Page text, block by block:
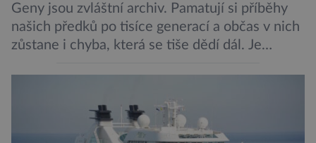
Geny jsou zvláštní archiv. Pamatují si příběhy
našich předků po tisíce generací a občas v nich
zůstane i chyba, která se tiše dědí dál. Je
jednou rozhodnout o zdraví jeho dítěte. Právě
to je případ řady dědičných onemocnění,
například cystické fibrózy, […]